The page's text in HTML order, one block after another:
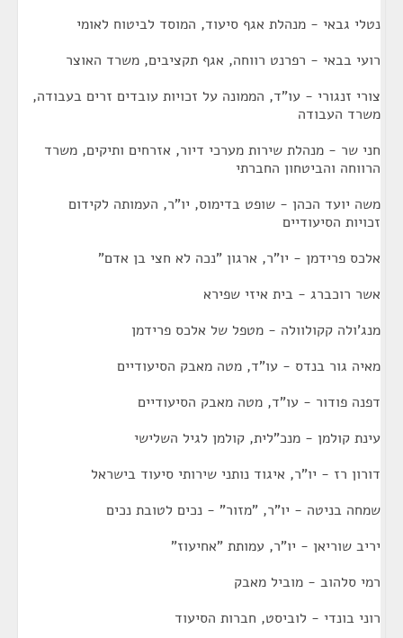
נטלי גבאי - מנהלת אגף סיעוד, המוסד לביטוח לאומי
רועי בבאי - רפרנט רווחה, אגף תקציבים, משרד האוצר
צורי זנגורי - עו"ד, הממונה על זכויות עובדים זרים בעבודה,
משרד העבודה
חני שר - מנהלת שירות מערכי דיור, אזרחים ותיקים, משרד
הרווחה והביטחון החברתי
משה יועד הכהן - שופט בדימוס, יו"ר, העמותה לקידום
זכויות הסיעודיים
אלכס פרידמן - יו"ר, ארגון "נכה לא חצי בן אדם"
אשר רוכברג - בית איזי שפירא
מנג'ולה קקולוולה - מטפל של אלכס פרידמן
מאיה גור בנדס - עו"ד, מטה מאבק הסיעודיים
דפנה פודור - עו"ד, מטה מאבק הסיעודיים
עינת קולמן - מנכ"לית, קולמן לגיל השלישי
דורון רז - יו"ר, איגוד נותני שירותי סיעוד בישראל
שמחה בניטה - יו"ר, "מזור" - נכים לטובת נכים
יריב שוריאן - יו"ר, עמותת "אחיעוז"
רמי סלהוב - מוביל מאבק
רוני בונדי - לוביסט, חברות הסיעוד